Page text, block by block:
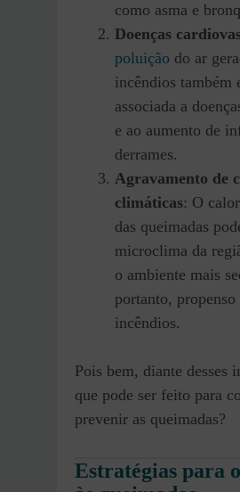
como asma e
Doenças
poluição do ar
incêndios também
associada a
e ao aumento de
derrames.
Agravamento de
climáticas: O
das queimadas
microclima da
o ambiente mais
portanto, propenso
incêndios.
Pois bem, diante desses
que pode ser feito para
prevenir as queimadas?
Estratégias para